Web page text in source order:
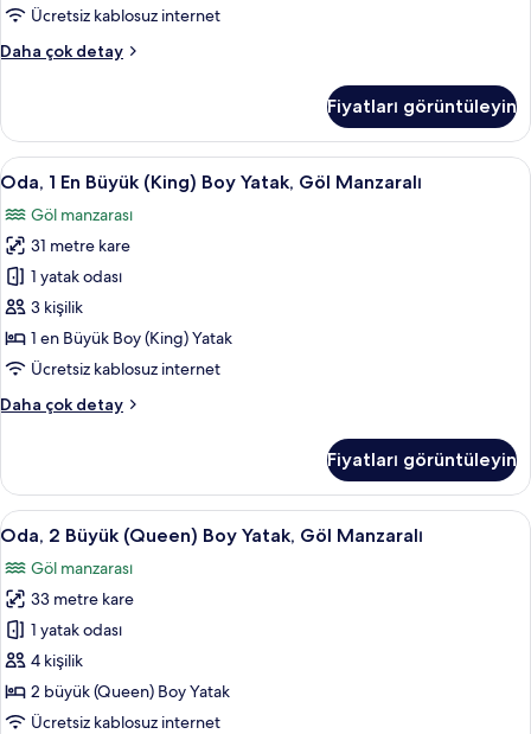
detay
görünÜcretsiz kablosuz internet
Daha çok detay
Junior
hakkında
daha
fazla
Fiyatları görüntüleyin
Oda,
1
En
Büyük
(King)
Boy
Yatak,
Göl
için
görün
10
Oda, 1 En Büyük (King) Boy Yatak, Göl Manzaralı
Göl manzarası
31 metre kare
1 yatak odası
3 kişilik
1 en Büyük Boy (King) Yatak
Ücretsiz kablosuz internet
Daha çok detay
Oda,
(King)
Boy
Yatak,
Manzaralı
hakkında
daha
fazla
detay
Fiyatları görüntüleyin
Oda,
2
Büyük
(Queen)
Boy
Yatak,
Göl
Manzaralı
Oda, 2 Büyük (Queen) Boy Yatak,
11
Oda, 2 Büyük (Queen) Boy Yatak, Göl Manzaralı
Göl manzarası
33 metre kare
1 yatak odası
4 kişilik
2 büyük (Queen) Boy Yatak
Ücretsiz kablosuz internet